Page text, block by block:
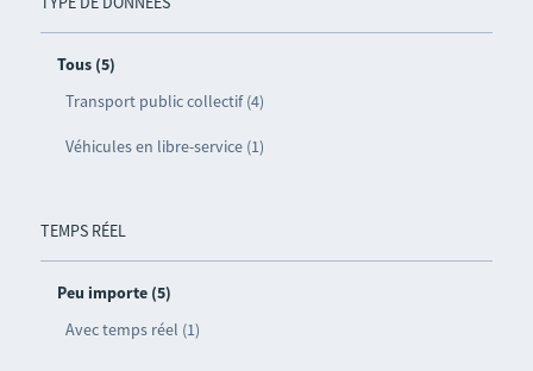
Tous (5)
Transport public collectif (4)
Véhicules en libre-service (1)
TEMPS RÉEL
Peu importe (5)
Avec temps réel (1)